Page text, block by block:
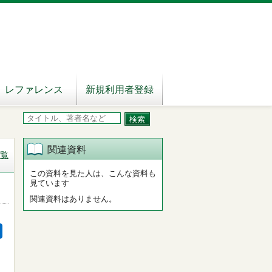
レファレンス 新規利用者登録
関連資料
この資料を見た人は、こんな資料も
見ています
関連資料はありません。